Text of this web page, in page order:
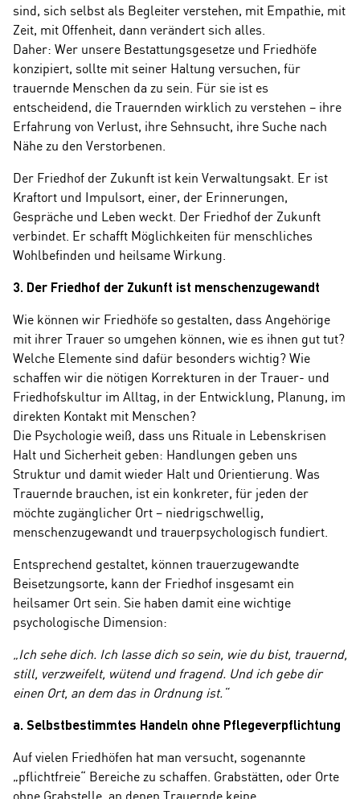
sind, sich selbst als Begleiter verstehen, mit Empathie, mit
Zeit, mit Offenheit, dann verändert sich alles.
Daher: Wer unsere Bestattungsgesetze und Friedhöfe
konzipiert, sollte mit seiner Haltung versuchen, für
trauernde Menschen da zu sein. Für sie ist es
entscheidend, die Trauernden wirklich zu verstehen – ihre
Erfahrung von Verlust, ihre Sehnsucht, ihre Suche nach
Nähe zu den Verstorbenen.
Der Friedhof der Zukunft ist kein Verwaltungsakt. Er ist
Kraftort und Impulsort, einer, der Erinnerungen,
Gespräche und Leben weckt. Der Friedhof der Zukunft
verbindet. Er schafft Möglichkeiten für menschliches
Wohlbefinden und heilsame Wirkung.
3. Der Friedhof der Zukunft ist menschenzugewandt
Wie können wir Friedhöfe so gestalten, dass Angehörige
mit ihrer Trauer so umgehen können, wie es ihnen gut tut?
Welche Elemente sind dafür besonders wichtig? Wie
schaffen wir die nötigen Korrekturen in der Trauer- und
Friedhofskultur im Alltag, in der Entwicklung, Planung, im
direkten Kontakt mit Menschen?
Die Psychologie weiß, dass uns Rituale in Lebenskrisen
Halt und Sicherheit geben: Handlungen geben uns
Struktur und damit wieder Halt und Orientierung. Was
Trauernde brauchen, ist ein konkreter, für jeden der
möchte zugänglicher Ort – niedrigschwellig,
menschenzugewandt und trauerpsychologisch fundiert.
Entsprechend gestaltet, können trauerzugewandte
Beisetzungsorte, kann der Friedhof insgesamt ein
heilsamer Ort sein. Sie haben damit eine wichtige
psychologische Dimension:
„Ich sehe dich. Ich lasse dich so sein, wie du bist, trauernd,
still, verzweifelt, wütend und fragend. Und ich gebe dir
einen Ort, an dem das in Ordnung ist.“
a. Selbstbestimmtes Handeln ohne Pflegeverpflichtung
Auf vielen Friedhöfen hat man versucht, sogenannte
„pflichtfreie“ Bereiche zu schaffen. Grabstätten, oder Orte
ohne Grabstelle, an denen Trauernde keine